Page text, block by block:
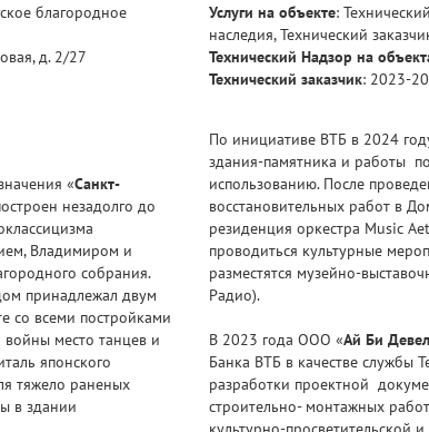
благородное
д. 2/27
Услуги на объекте:
наследия, Технический
Технический Надзор на
Технический заказчик: 2023-
«Санкт-
незадолго до
Владимиром и
собрания.
принадлежал двум
со всеми постройками
место танцев и
японского
тяжело раненых
в здании
По инициативе ВТБ в 2024
здания-памятника и работы
использованию. После
восстановительных работ в
резиденция оркестра Мusic
проводиться культурные
разместятся музейно-
Радио).
В 2023 года ООО «Ай Би
Банка ВТБ в качестве службы
разработки проектной
строительно- монтажных